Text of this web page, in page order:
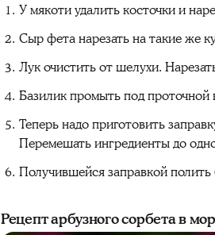
У мякоти удалить косточки и
Сыр фета нарезать на такие же
Лук очистить от шелухи.
Базилик промыть под
Теперь надо приготовить
Перемешать ингредиенты до
Получившейся заправкой полить
Рецепт арбузного сорбета в